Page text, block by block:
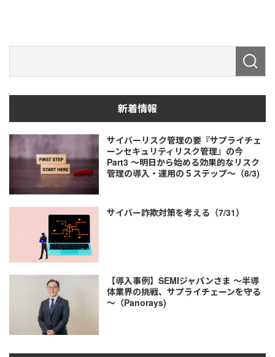
新着情報
サイバーリスク管理の要『サプライチェ
ーンセキュリティリスク管理』の今
Part3 ～明日から始める効果的なリスク
管理の導入・運用の５ステップ～（8/3)
サイバー詐欺対策を考える（7/31）
【導入事例】SEMIジャパンさま ～半導
体業界の挑戦、サプライチェーンを守る
～（Panorays)